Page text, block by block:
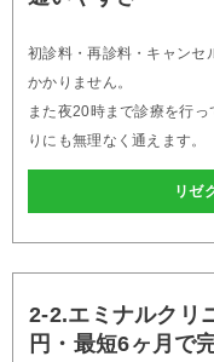
初診料・再診料・キャンセ
かかりません。
また夜20時まで診療を行
りにも無理なく通えます。
リゼ
2-2.エミナルクリ
円・最短6ヶ月で